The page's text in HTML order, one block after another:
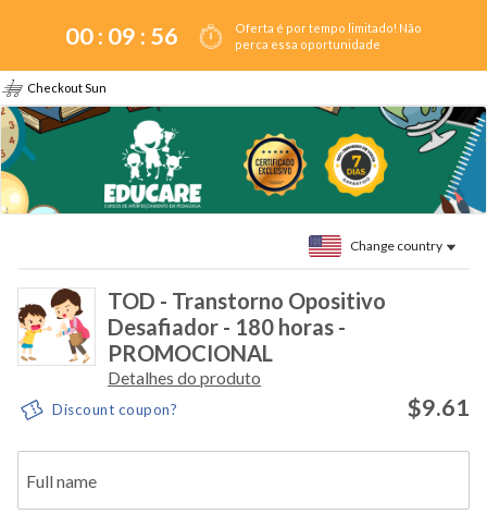
00 : 09 : 56
Oferta é por tempo limitado! Não
perca essa oportunidade
Checkout Sun
Change country
TOD - Transtorno Opositivo
Desafiador - 180 horas -
PROMOCIONAL
Detalhes do produto
Discount coupon? $9.61
Full name